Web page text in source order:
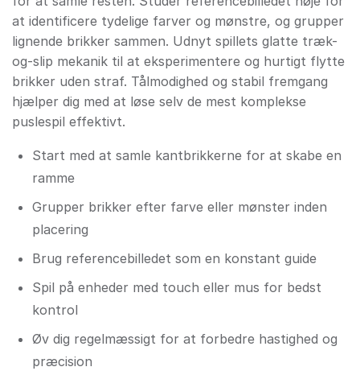
at identificere tydelige farver og mønstre, og grupper
lignende brikker sammen. Udnyt spillets glatte træk-
og-slip mekanik til at eksperimentere og hurtigt flytte
brikker uden straf. Tålmodighed og stabil fremgang
hjælper dig med at løse selv de mest komplekse
puslespil effektivt.
Start med at samle kantbrikkerne for at skabe en
ramme
Grupper brikker efter farve eller mønster inden
placering
Brug referencebilledet som en konstant guide
Spil på enheder med touch eller mus for bedst
kontrol
Øv dig regelmæssigt for at forbedre hastighed og
præcision